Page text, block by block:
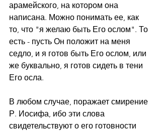
арамейского, на котором она
написана. Можно понимать ее, как
то, что "я желаю быть Его ослом". То
есть - пусть Он положит на меня
седло, и я готов быть Его ослом, или
же буквально, я готов сидеть в тени
Его осла.
В любом случае, поражает смирение
Р. Иосифа, ибо эти слова
свидетельствуют о его готовности